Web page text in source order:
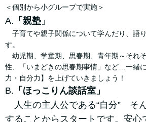
＜個別から小グループで実施＞
A. 「親塾」
子育てや親子関係について学んだり、語
す。
幼児期、学童期、思春期、青年期～それ
性、「いまどきの思春期事情」など…一緒
力・自分力】を上げていきましょう！
B. 「ほっこりん談話室」
人生の主人公である“自分” そ
することからスタートです。安心